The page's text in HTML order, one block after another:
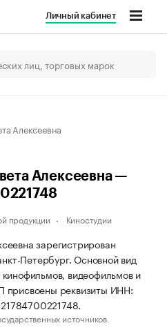
Личный кабинет
Алексеевна
Алексеевна —
продукции Киностудии
зарегистрирован
Петербург. Основной вид
видеофильмов и
присвоены реквизиты ИНН:
источников.